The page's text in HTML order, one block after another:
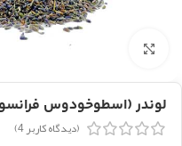
بزرگنمایی تصویر
لوندر (اسطوخودوس فرانسوی)
(دیدگاه کاربر 4
)